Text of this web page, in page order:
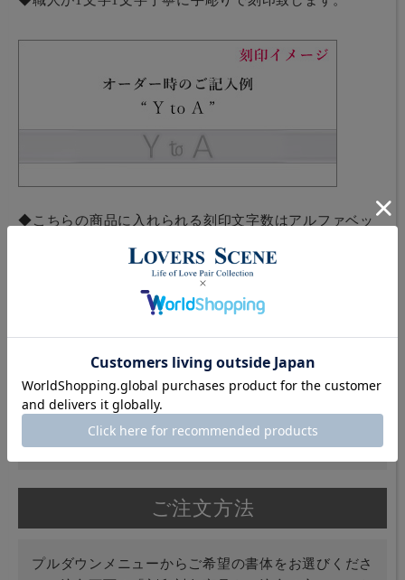
◆こちらの商品に入れられる刻印文字数はアルファベッ
・使用可能文字、記号
A～Zのアルファベット大文字、0～9の英数字、ハイフン( - )、
ピリオド( . )、アンド記号( & )、小文字の「to」(1文字分)、中
※記号、スペースなども1文字としてカウントされます
ご注文方法
プルダウンメニューからご希望の書体をお選びくださ